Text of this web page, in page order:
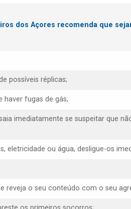
dos Açores recomenda que
possíveis réplicas;
haver fugas de gás;
imediatamente se suspeitar que
eletricidade ou água, desligue-os
reveja o seu conteúdo com o seu